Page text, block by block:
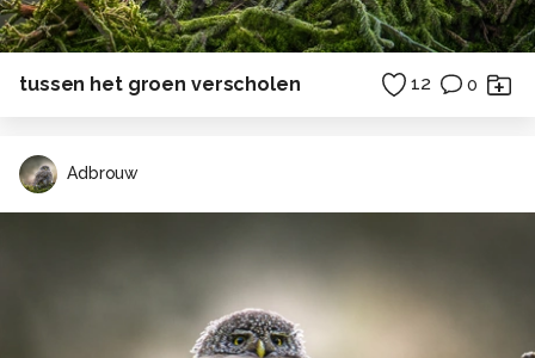
tussen het groen verscholen 12 0
Adbrouw